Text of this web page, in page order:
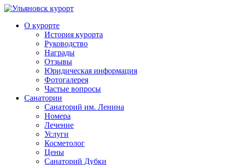
О курорте
История курорта
Руководство
Награды
Отзывы
Юридическая информация
Фотогалерея
Частые вопросы
Санатории
Санаторий им. Ленина
Номера
Лечение
Услуги
Косметолог
Цены
Санаторий Дубки